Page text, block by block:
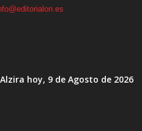
hoy, 9 de Agosto de 2026